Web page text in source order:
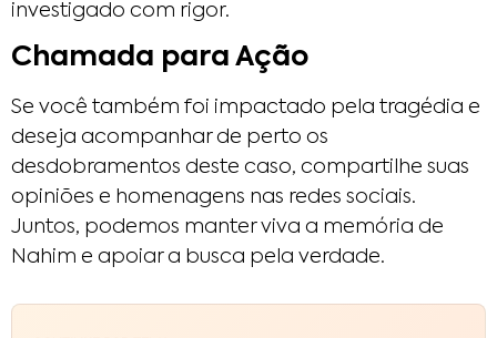
investigado com rigor.
Chamada para Ação
Se você também foi impactado pela tragédia e
deseja acompanhar de perto os
desdobramentos deste caso, compartilhe suas
opiniões e homenagens nas redes sociais.
Juntos, podemos manter viva a memória de
Nahim e apoiar a busca pela verdade.